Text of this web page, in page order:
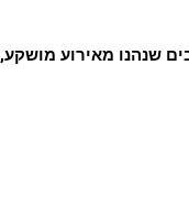
מאירוע מושקע,